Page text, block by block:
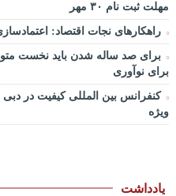
مهلت ثبت نام ۳۰ مهر
راهکارهای نجات اقتصاد:
برای صد ساله شدن باید نخست
برای نوآوری
ویژه
یادداشت